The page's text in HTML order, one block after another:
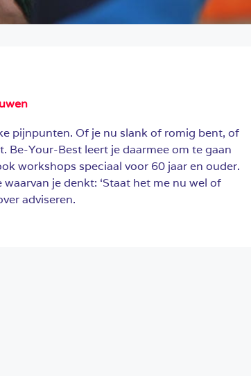
pijnpunten. Of je nu slank of romig bent, of
Be-Your-Best leert je daarmee om te gaan
workshops speciaal voor 60 jaar en ouder.
je denkt: ‘Staat het me nu wel of
adviseren.